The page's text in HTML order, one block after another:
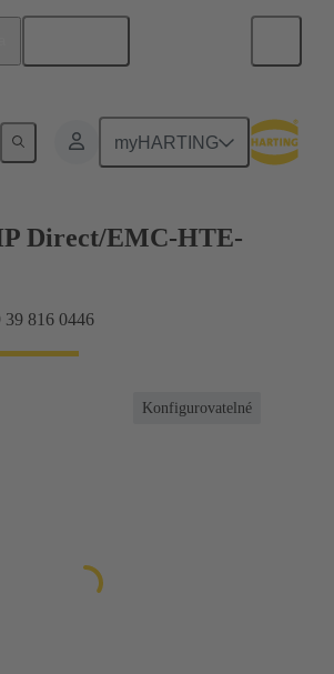
myHARTING
elektromagnetickou kompatibilitu
Direct/EMC-HTE-
39 816 0446
Konfigurovatelné